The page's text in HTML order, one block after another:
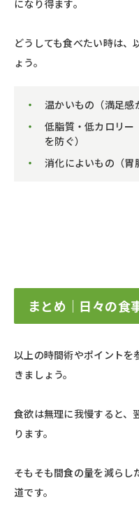
になり得ます。
どうしても食べたい時は、
ょう。
温かいもの（満足感
低脂質・低カロリー
を防ぐ）
消化によいもの（胃
まとめ｜日々の食
以上の時間術やポイントを
きましょう。
食欲は無理に我慢すると、
ります。
そもそも間食の量を減ら
道です。